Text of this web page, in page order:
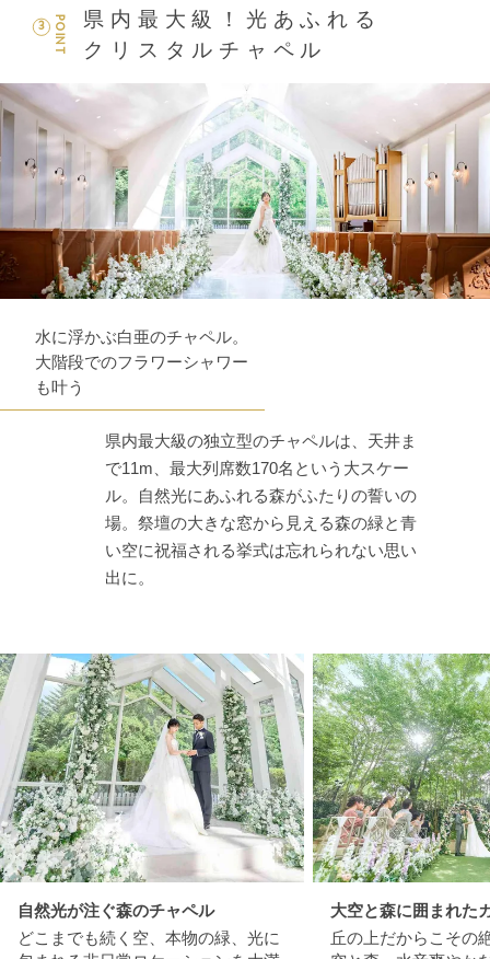
POINT
3
県内最大級！光あふれる
クリスタルチャペル
水に浮かぶ白亜のチャペル。
大階段でのフラワーシャワー
も叶う
県内最大級の独立型のチャペルは、天井ま
で11m、最大列席数170名という大スケー
ル。自然光にあふれる森がふたりの誓いの
場。祭壇の大きな窓から見える森の緑と青
い空に祝福される挙式は忘れられない思い
出に。
自然光が注ぐ森のチャペル
どこまでも続く空、本物の緑、光に
大空と森に囲まれた
丘の上だからこその